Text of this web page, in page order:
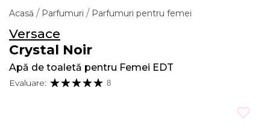
Acasă Parfumuri Parfumuri pentru femei
Versace
Crystal Noir
Apă de toaletă pentru Femei EDT
Evaluare: 8